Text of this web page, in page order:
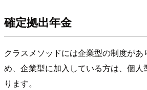
確定拠出年金
クラスメソッドには企業型の制度があ
め、企業型に加入している方は、個人
ります。